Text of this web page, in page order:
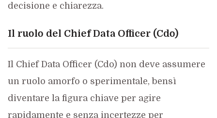
decisione e chiarezza.
Il ruolo del Chief Data Officer (Cdo)
Il Chief Data Officer (Cdo) non deve assumere
un ruolo amorfo o sperimentale, bensì
diventare la figura chiave per agire
rapidamente e senza incertezze per